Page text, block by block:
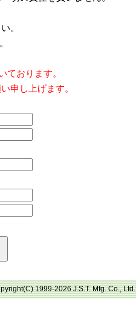
。
ております。
申し上げます。
1999-2026 J.S.T. Mfg. Co., Ltd.